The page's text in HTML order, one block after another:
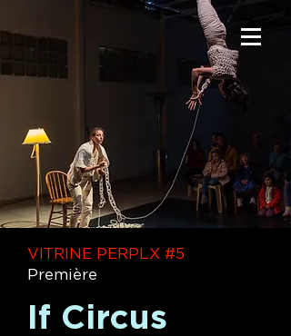
VITRINE PERPLX #5
Première
If Circus